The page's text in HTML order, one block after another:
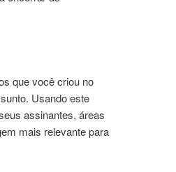
que você criou no
Usando este
assinantes, áreas
mais relevante para